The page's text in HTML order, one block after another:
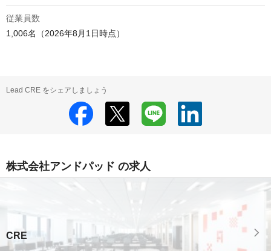
従業員数
1,006名（2026年8月1日時点）
Lead CRE をシェアしましょう
株式会社アンドパッド の求人
CRE